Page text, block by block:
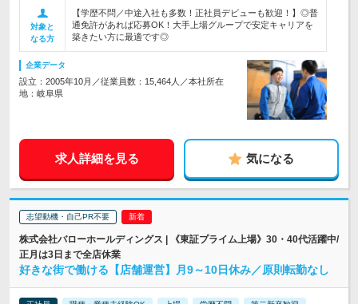
対象と
なる方
【学歴不問／中途入社も多数！正社員デビューも歓迎！】◎普
通免許があれば応募OK！大手上場グループで安定キャリアを
築きたい方に最適です◎
企業データ
設立：2005年10月／従業員数：15,464人／本社所在
地：岐阜県
求人詳細を見る 気になる
志望動機・自己PR不要
株式会社バローホールディングス | 《東証プライム上場》30・40代活躍中/
正月は3日まで全店休業
好きな街で働ける【店舗運営】月9～10日休み／原則転勤なし